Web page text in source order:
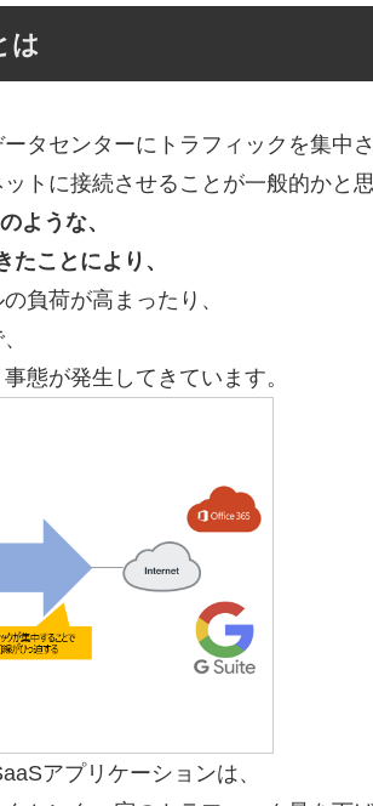
は
タセンターにトラフィックを集中さ
トに接続させることが一般的かと思
ような、
ことにより、
負荷が高まったり、
態が発生してきています。
アプリケーションは、